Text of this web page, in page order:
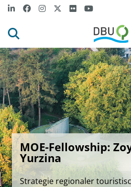
MOE-Fellowship:
Yurzina
Strategie regionaler